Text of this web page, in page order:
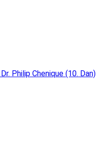
Philip Chenique (10. Dan)